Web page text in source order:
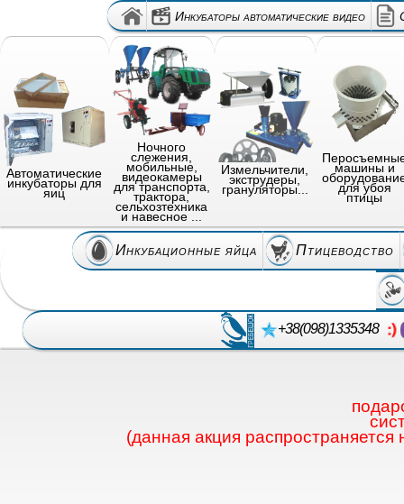
Инкубаторы автоматические видео
Автоматические
инкубаторы для
яиц
Ночного
слежения,
мобильные,
видеокамеры
для транспорта,
трактора,
сельхозтехника
и навесное ...
Измельчители,
экструдеры,
грануляторы...
машины и
для убоя
птицы
Инкубационные яйца Птицеводство
+38(098)1335348
(данная акция